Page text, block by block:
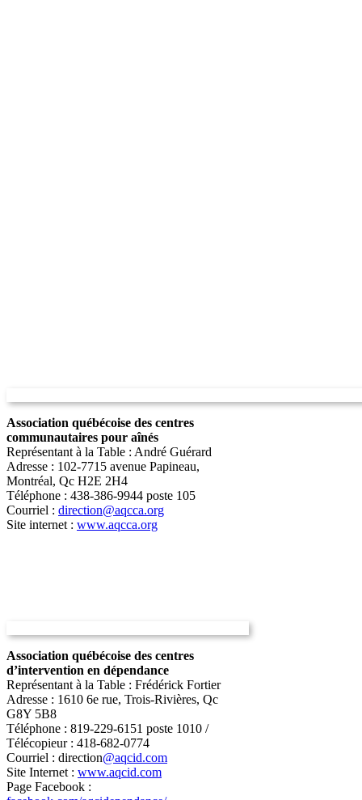
Association québécoise des centres
communautaires pour aînés
Représentant à la Table : André Guérard
Adresse : 102-7715 avenue Papineau,
Montréal, Qc H2E 2H4
Téléphone : 438-386-9944 poste 105
Courriel : direction@aqcca.org
Site internet : www.aqcca.org
Association québécoise des centres
d’intervention en dépendance
Représentant à la Table : Frédérick Fortier
Adresse : 1610 6e rue, Trois-Rivières, Qc
G8Y 5B8
Téléphone : 819-229-6151 poste 1010 /
Télécopieur : 418-682-0774
Courriel : direction@aqcid.com
Site Internet : www.aqcid.com
Page Facebook :